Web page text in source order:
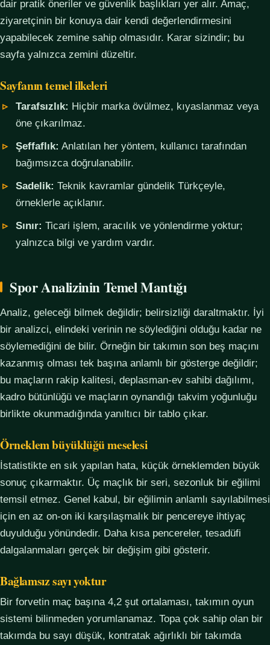
dair pratik öneriler ve güvenlik başlıkları yer alır. Amaç,
ziyaretçinin bir konuya dair kendi değerlendirmesini
yapabilecek zemine sahip olmasıdır. Karar sizindir; bu
sayfa yalnızca zemini düzeltir.
Sayfanın temel ilkeleri
Tarafsızlık: Hiçbir marka övülmez, kıyaslanmaz veya
öne çıkarılmaz.
Şeffaflık: Anlatılan her yöntem, kullanıcı tarafından
bağımsızca doğrulanabilir.
Sadelik: Teknik kavramlar gündelik Türkçeyle,
örneklerle açıklanır.
Sınır: Ticari işlem, aracılık ve yönlendirme yoktur;
yalnızca bilgi ve yardım vardır.
Spor Analizinin Temel Mantığı
Analiz, geleceği bilmek değildir; belirsizliği daraltmaktır. İyi
bir analizci, elindeki verinin ne söylediğini olduğu kadar ne
söylemediğini de bilir. Örneğin bir takımın son beş maçını
kazanmış olması tek başına anlamlı bir gösterge değildir;
bu maçların rakip kalitesi, deplasman-ev sahibi dağılımı,
kadro bütünlüğü ve maçların oynandığı takvim yoğunluğu
birlikte okunmadığında yanıltıcı bir tablo çıkar.
Örneklem büyüklüğü meselesi
İstatistikte en sık yapılan hata, küçük örneklemden büyük
sonuç çıkarmaktır. Üç maçlık bir seri, sezonluk bir eğilimi
temsil etmez. Genel kabul, bir eğilimin anlamlı sayılabilmesi
için en az on-on iki karşılaşmalık bir pencereye ihtiyaç
duyulduğu yönündedir. Daha kısa pencereler, tesadüfi
dalgalanmaları gerçek bir değişim gibi gösterir.
Bağlamsız sayı yoktur
Bir forvetin maç başına 4,2 şut ortalaması, takımın oyun
sistemi bilinmeden yorumlanamaz. Topa çok sahip olan bir
takımda bu sayı düşük, kontratak ağırlıklı bir takımda